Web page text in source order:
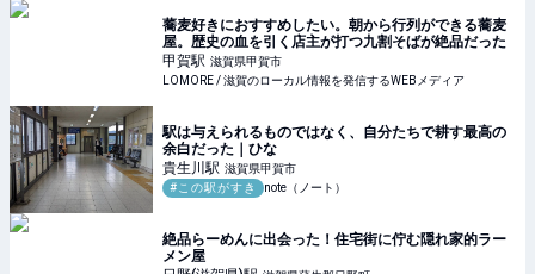
蕎麦好きにおすすめしたい。朝から行列ができる蕎麦
屋。歴史の血を引く店主が打つ九割そばが絶品だった
甲賀駅 滋賀県甲賀市
LOMORE / 滋賀のローカル情報を発信するWEBメディア
駅は与えられるものではなく、自分たちで耕す最高の
余白だった｜ひな
貴生川駅 滋賀県甲賀市
#この駅がすき
note（ノート）
絶品らーめんに出会った！住宅街に佇む隠れ家的ラー
メン屋